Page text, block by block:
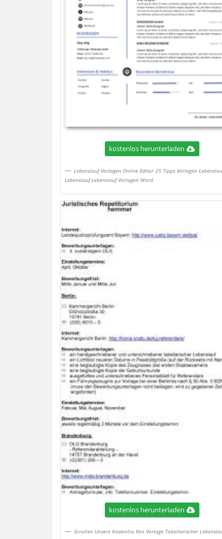
kostenlos herunterladen
Lebenslauf Vorlagen Online Editor 25 Tipps Vorlagen
Lebenslauf Lebenslauf Vorlagen Word
kostenlos herunterladen
Scrollen Unsere Kostenlos Von Vorlage Tabellarischer